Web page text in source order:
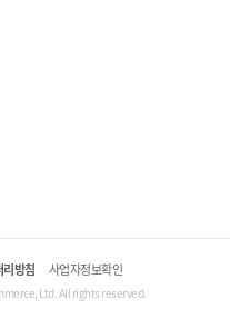
방침 사업자정보확인
Ltd. All rights reserved.